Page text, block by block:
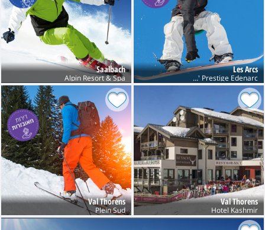
Les Arcs
Res' Prestige Edenarc
Saalbach
Alpin Resort & Spa
Val Thorens
Hotel Kashmir
Val Thorens
Plein Sud